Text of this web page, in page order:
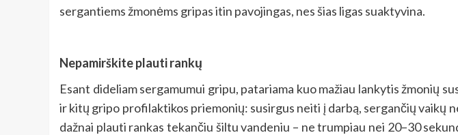
sergantiems žmonėms gripas itin pavojingas, nes šias ligas suaktyvina.
Nepamirškite plauti rankų
Esant dideliam sergamumui gripu, patariama kuo mažiau lankytis žmonių
ir kitų gripo profilaktikos priemonių: susirgus neiti į darbą, sergančių vaikų
dažnai plauti rankas tekančiu šiltu vandeniu – ne trumpiau nei 20–30